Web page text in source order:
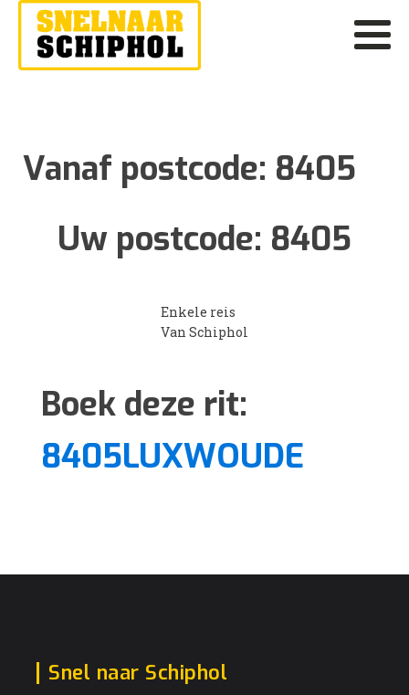
Vanaf postcode: 8405
Uw postcode: 8405
Enkele reis
Van Schiphol
Boek deze rit:
8405LUXWOUDE
Snel naar Schiphol